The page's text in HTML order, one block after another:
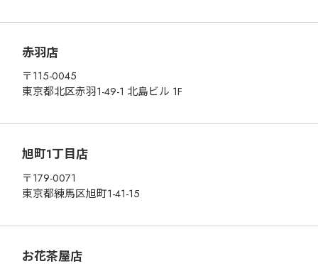
赤羽店
〒115-0045
東京都北区赤羽1-49-1 北島ビル 1F
旭町1丁目店
〒179-0071
東京都練馬区旭町1-41-15
お花茶屋店